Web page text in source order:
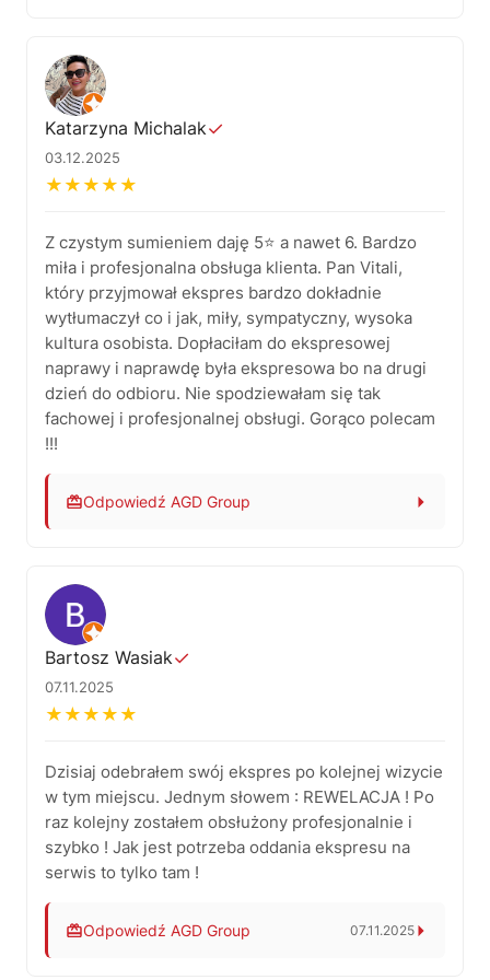
ekspresu i że sprzęt znów działa bez zarzutu.
Zawsze staramy się, aby naprawy przebiegały
zgodnie z ustaleniami i w rozsądnym czasie.
Pozdrawiamy serdecznie.
Pozdrawiamy – AGD Group, profesjonalny serwis
ekspresów do kawy w Łodzi.
Katarzyna Michalak✓
03.12.2025
★ ★ ★ ★ ★
Z czystym sumieniem daję 5⭐️ a nawet 6. Bardzo
miła i profesjonalna obsługa klienta. Pan Vitali,
który przyjmował ekspres bardzo dokładnie
wytłumaczył co i jak, miły, sympatyczny, wysoka
kultura osobista. Dopłaciłam do ekspresowej
naprawy i naprawdę była ekspresowa bo na drugi
dzień do odbioru. Nie spodziewałam się tak
fachowej i profesjonalnej obsługi. Gorąco polecam
!!!
Odpowiedź AGD Group
obsługi okazały się zgodne z Pani oczekiwaniami.
Dziękujemy za zaufanie i polecenie – to dla nas
naprawdę wiele znaczy.
Z pozdrowieniami, AGD Group – Twój serwis
ekspresów do kawy w Łodzi.
Bartosz Wasiak✓
07.11.2025
★ ★ ★ ★ ★
Dzisiaj odebrałem swój ekspres po kolejnej wizycie
w tym miejscu. Jednym słowem : REWELACJA ! Po
raz kolejny zostałem obsłużony profesjonalnie i
szybko ! Jak jest potrzeba oddania ekspresu na
serwis to tylko tam !
Odpowiedź AGD Group 07.11.2025